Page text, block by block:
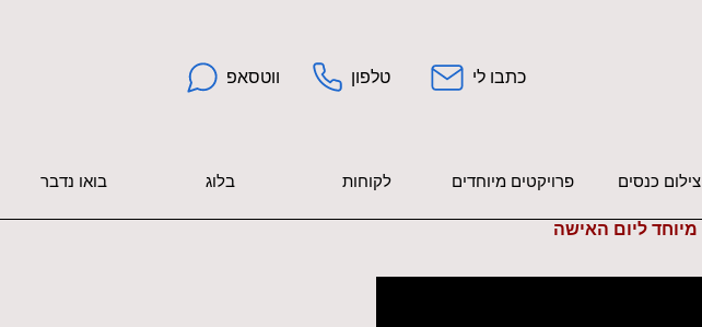
ווטסאפ טלפון כתבו לי
צילום כנסים פרויקטים מיוחדים לקוחות בלוג בואו נדבר